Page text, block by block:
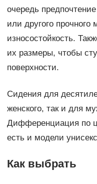
очередь
или другого
износостойкость.
их размеры, чтобы
поверхности.
Сидения для
женского, так и для
Дифференциация по
есть и модели
Как выбрать